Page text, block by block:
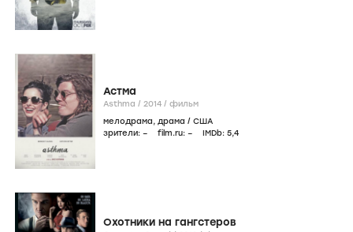
Астма
Asthma / 2014 / фильм
мелодрама, драма / США
зрители: – film.ru: – IMDb: 5,4
Охотники на гангстеров